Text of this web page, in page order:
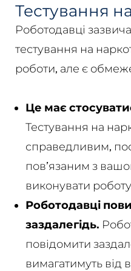
Тестування
Роботодавці
тестування на
роботи, але є
Це має
Тестування на
справедливим,
пов’язаним з
виконувати
Роботодавці
заздалегідь.
повідомити
вимагатимуть від